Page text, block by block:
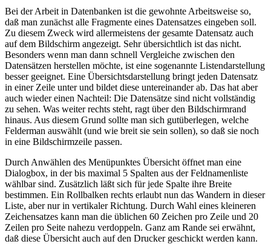
Bei der Arbeit in Datenbanken ist die gewohnte Arbeitsweise so,
daß man zunächst alle Fragmente eines Datensatzes eingeben soll.
Zu diesem Zweck wird allermeistens der gesamte Datensatz auch
auf dem Bildschirm angezeigt. Sehr übersichtlich ist das nicht.
Besonders wenn man dann schnell Vergleiche zwischen den
Datensätzen herstellen möchte, ist eine sogenannte Listendarstellung
besser geeignet. Eine Übersichtsdarstellung bringt jeden Datensatz
in einer Zeile unter und bildet diese untereinander ab. Das hat aber
auch wieder einen Nachteil: Die Datensätze sind nicht vollständig
zu sehen. Was weiter rechts steht, ragt über den Bildschirmrand
hinaus. Aus diesem Grund sollte man sich gutüberlegen, welche
Felderman auswählt (und wie breit sie sein sollen), so daß sie noch
in eine Bildschirmzeile passen.
Durch Anwählen des Menüpunktes Übersicht öffnet man eine
Dialogbox, in der bis maximal 5 Spalten aus der Feldnamenliste
wählbar sind. Zusätzlich läßt sich für jede Spalte ihre Breite
bestimmen. Ein Rollbalken rechts erlaubt nun das Wandern in dieser
Liste, aber nur in vertikaler Richtung. Durch Wahl eines kleineren
Zeichensatzes kann man die üblichen 60 Zeichen pro Zeile und 20
Zeilen pro Seite nahezu verdoppeln. Ganz am Rande sei erwähnt,
daß diese Übersicht auch auf den Drucker geschickt werden kann.